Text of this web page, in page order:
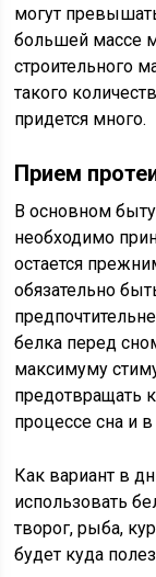
могут
большей массе
строительного
такого
придется много.
Прием
В основном
необходимо
остается
обязательно
белка перед
максимуму
предотвращать
процессе сна и
Как вариант в
использовать
творог, рыба,
будет куда